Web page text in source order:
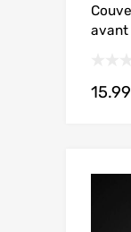
avant
15.99